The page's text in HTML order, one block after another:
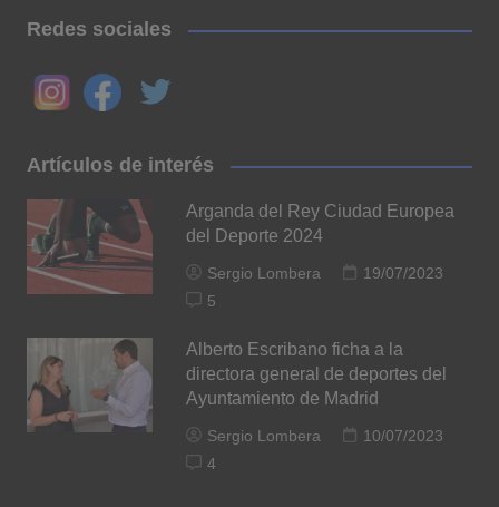
Redes sociales
Artículos de interés
Arganda del Rey Ciudad Europea
del Deporte 2024
Sergio Lombera
19/07/2023
5
Alberto Escribano ficha a la
directora general de deportes del
Ayuntamiento de Madrid
Sergio Lombera
10/07/2023
4